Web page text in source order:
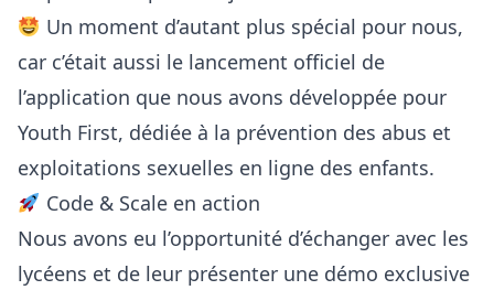
Un moment d’autant plus spécial pour nous,
car c’était aussi le lancement officiel de
l’application que nous avons développée pour
Youth First, dédiée à la prévention des abus et
exploitations sexuelles en ligne des enfants.
Code & Scale en action
Nous avons eu l’opportunité d’échanger avec les
lycéens et de leur présenter une démo exclusive